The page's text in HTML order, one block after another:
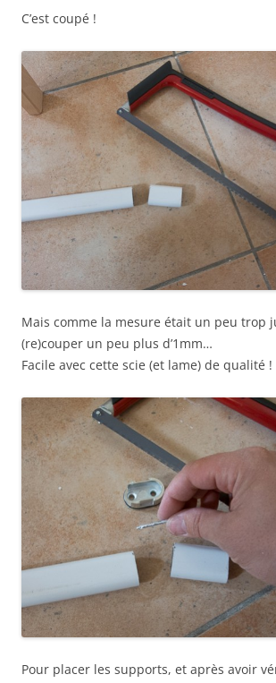
C’est coupé !
Mais comme la mesure était un peu trop
(re)couper un peu plus d’1mm…
Facile avec cette scie (et lame) de qualité !
Pour placer les supports, et après avoir